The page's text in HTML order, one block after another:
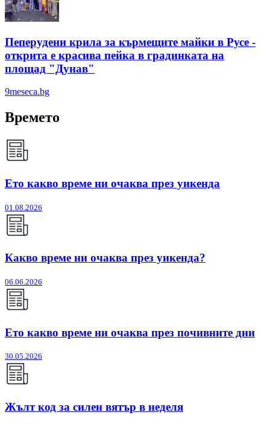
Пеперудени крила за кърмещите майки в Русе -
открита е красива пейка в градинката на
площад "Дунав"
9meseca.bg
Времето
Ето какво време ни очаква през уикенда
01.08.2026
Какво време ни очаква през уикенда?
06.06.2026
Ето какво време ни очаква през почивните дни
30.05.2026
Жълт код за силен вятър в неделя